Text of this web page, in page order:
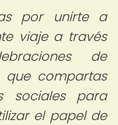
por unirte a
viaje a través
de
que compartas
sociales para
el papel de